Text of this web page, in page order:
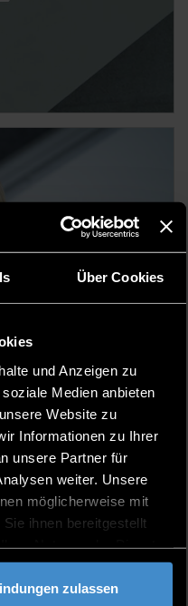
Über Cookies
und Anzeigen zu
Medien anbieten
Website zu
Informationen zu Ihrer
unsere Partner für
weiter. Unsere
möglicherweise mit
ihnen bereitgestellt
zulassen
IHV/IVS